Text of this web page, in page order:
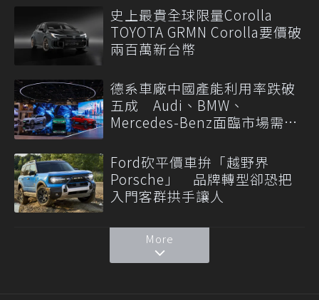
史上最貴全球限量Corolla
TOYOTA GRMN Corolla要價破
兩百萬新台幣
德系車廠中國產能利用率跌破
五成 Audi、BMW、
Mercedes-Benz面臨市場需求
Ford砍平價車拚「越野界
Porsche」 品牌轉型卻恐把
入門客群拱手讓人
More